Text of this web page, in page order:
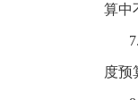
算中
度预